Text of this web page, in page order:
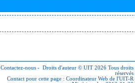
Contactez-nous - Droits d'auteur © UIT 2026 Tous droits
réservés
Contact pour cette page : Coordinateur Web de l'UIT-R